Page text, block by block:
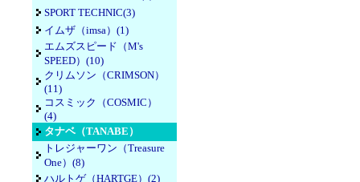
SPORT TECHNIC(3)
イムザ（imsa）(1)
エムズスピード（M's
SPEED）(10)
クリムソン（CRIMSON）
(11)
コスミック（COSMIC）
(4)
タナベ（TANABE）
トレジャーワン（Treasure
One）(8)
ハルトゲ（HARTGE）(2)